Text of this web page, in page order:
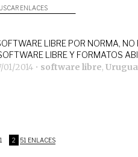
ENLACES
LIBRE POR NORMA,
LIBRE Y FORMATOS
01/2014 • software libre,
1 2 51 ENLACES